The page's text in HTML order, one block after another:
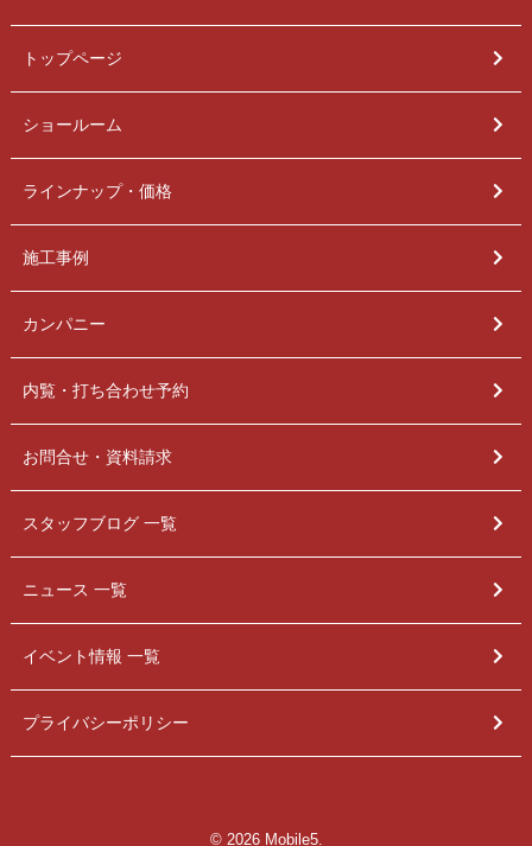
トップページ
ショールーム
ラインナップ・価格
施工事例
カンパニー
内覧・打ち合わせ予約
お問合せ・資料請求
スタッフブログ 一覧
ニュース 一覧
イベント情報 一覧
プライバシーポリシー
© 2026 Mobile5.